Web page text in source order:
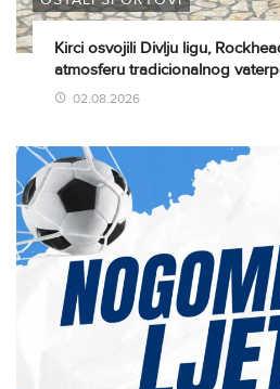
Kirci osvojili Divlju ligu,
atmosferu tradicionalnog
02.08.2026